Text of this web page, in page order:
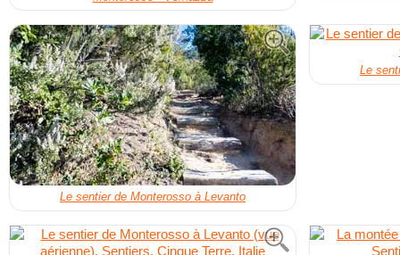
Le sentier de Monterosso à Levanto
Le